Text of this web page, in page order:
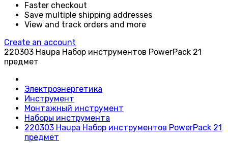
Faster checkout
Save multiple shipping addresses
View and track orders and more
Create an account
220303 Haupa Набор инструментов PowerPack 21
предмет
Электроэнергетика
Инструмент
Монтажный инструмент
Наборы инструмента
220303 Haupa Набор инструментов PowerPack 21
предмет